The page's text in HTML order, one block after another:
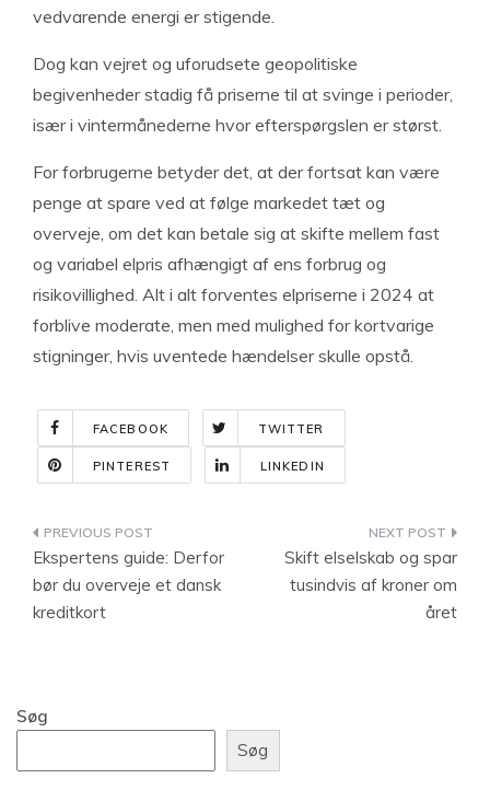
vedvarende energi er stigende.
Dog kan vejret og uforudsete geopolitiske
begivenheder stadig få priserne til at svinge i perioder,
især i vintermånederne hvor efterspørgslen er størst.
For forbrugerne betyder det, at der fortsat kan være
penge at spare ved at følge markedet tæt og
overveje, om det kan betale sig at skifte mellem fast
og variabel elpris afhængigt af ens forbrug og
risikovillighed. Alt i alt forventes elpriserne i 2024 at
forblive moderate, men med mulighed for kortvarige
stigninger, hvis uventede hændelser skulle opstå.
FACEBOOK TWITTER
PINTEREST LINKEDIN
Indlægsnavigation
Ekspertens guide: Derfor
bør du overveje et dansk
kreditkort
Skift elselskab og spar
tusindvis af kroner om
året
Søg
Søg